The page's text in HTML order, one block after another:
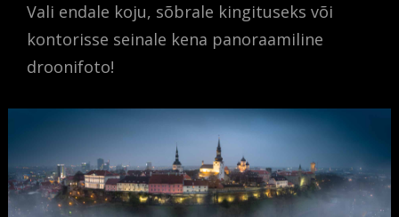
Vali endale koju, sõbrale kingituseks või
kontorisse seinale kena panoraamiline
droonifoto!